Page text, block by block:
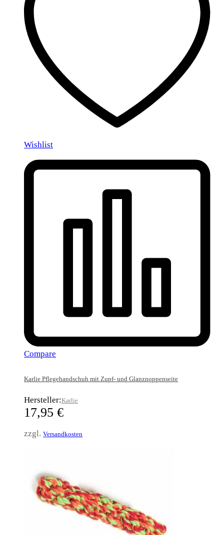
Wishlist
Compare
Karlie Pflegehandschuh mit Zupf- und Glanznoppenseite
Hersteller:Karlie
17,95 €
zzgl. Versandkosten